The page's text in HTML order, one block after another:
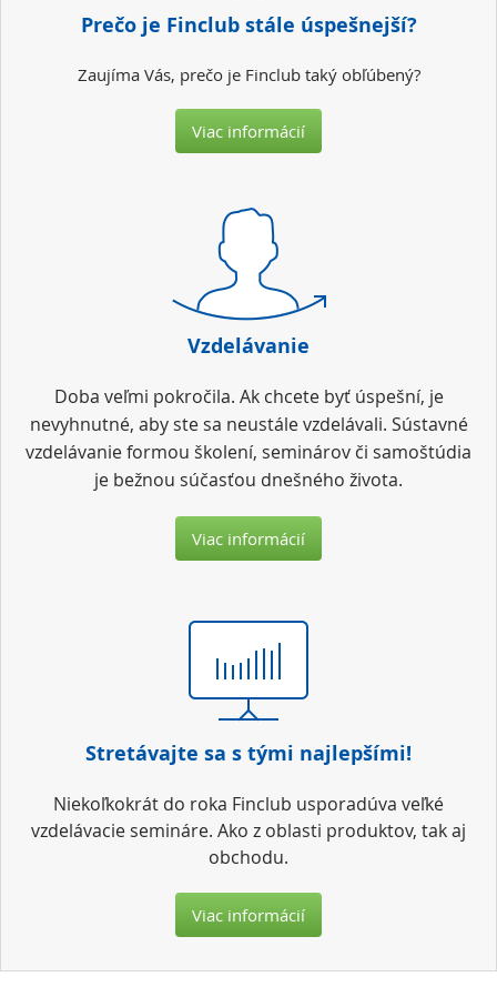
Prečo je Finclub stále úspešnejší?
Zaujíma Vás, prečo je Finclub taký obľúbený?
Viac informácií
Vzdelávanie
Doba veľmi pokročila. Ak chcete byť úspešní, je
nevyhnutné, aby ste sa neustále vzdelávali. Sústavné
vzdelávanie formou školení, seminárov či samoštúdia
je bežnou súčasťou dnešného života.
Viac informácií
Stretávajte sa s tými najlepšími!
Niekoľkokrát do roka Finclub usporadúva veľké
vzdelávacie semináre. Ako z oblasti produktov, tak aj
obchodu.
Viac informácií